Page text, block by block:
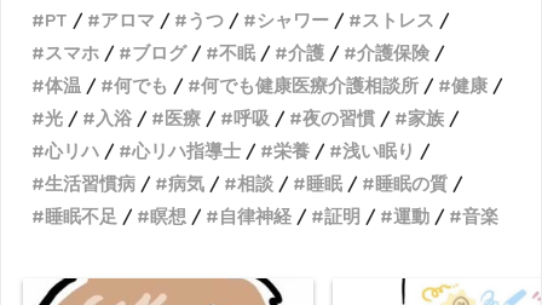
PT
アロマ うつ シャワー
ストレス
スマホ
ブログ 不眠 介護
介護保険
体温
何でも 何でも健康医療介護相談所
健康
光
入浴 医療 呼吸 夜の習慣
家族
心リハ
心リハ指導士 栄養
浅い眠り
生活習慣病
病気 相談 睡眠
睡眠の質
睡眠不足
瞑想 自律神経 証明 運動 音楽